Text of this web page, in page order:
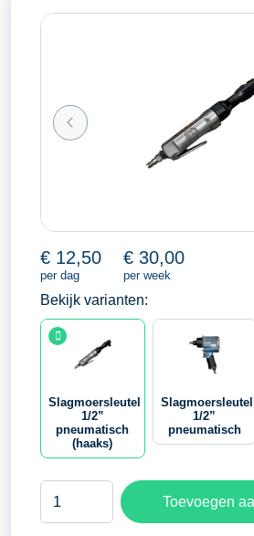
€ 12,50
per dag
€ 30,00
per week
Bekijk varianten:
Slagmoersleutel
1/2”
pneumatisch
(haaks)
Slagmoersleutel
1/2”
pneumatisch
Slagmoersleutel
Toevoegen